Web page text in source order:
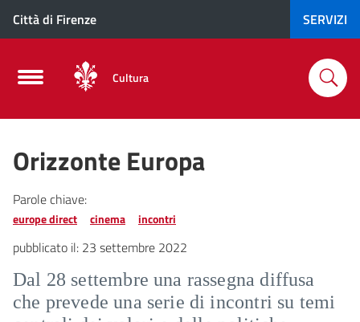
Città di Firenze SERVIZI
Cultura
Orizzonte Europa
Parole chiave:
europe direct cinema incontri
pubblicato il: 23 settembre 2022
Dal 28 settembre una rassegna diffusa
che prevede una serie di incontri su temi